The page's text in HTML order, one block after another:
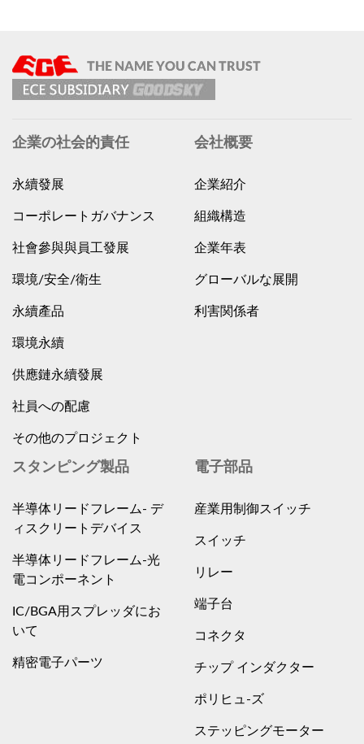
企業の社会的責任
永續發展
コーポレートガバナンス
社會參與與員工發展
環境/安全/衛生
永續產品
環境永續
供應鏈永續發展
社員への配慮
その他のプロジェクト
会社概要
企業紹介
組織構造
企業年表
グローバルな展開
利害関係者
スタンピング製品
半導体リードフレーム- デ
ィスクリートデバイス
半導体リードフレーム-光
電コンポーネント
IC/BGA用スプレッダにお
いて
精密電子パーツ
電子部品
産業用制御スイッチ
スイッチ
リレー
端子台
コネクタ
チップ インダクター
ポリヒュ-ズ
ステッピングモーター